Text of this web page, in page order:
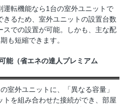
運転機能なら1台の室外ユニットで
るため、室外ユニットの設置台数
スでの設置が可能。しかも、主な配
も短縮できます。
能（省エネの達人プレミアム
室外ユニットに、「異なる容量」
トを組み合わせた接続ができ、部屋